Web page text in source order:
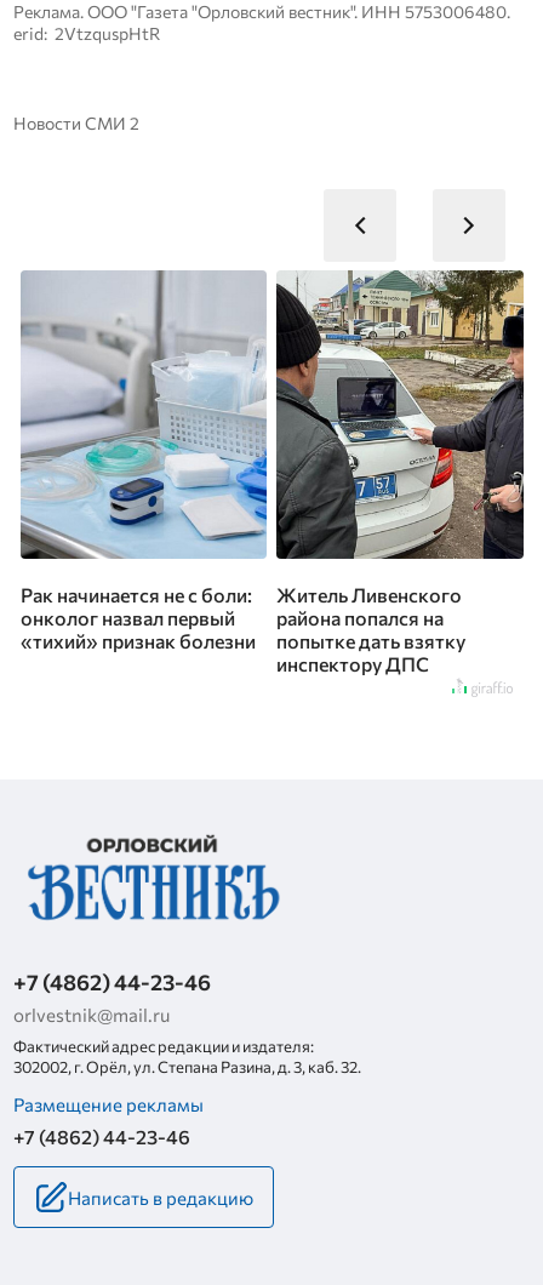
Реклама. ООО "Газета "Орловский вестник". ИНН 5753006480.
erid: 2VtzquspHtR
Новости СМИ 2
Рак начинается не с боли:
онколог назвал первый
«тихий» признак болезни
Житель Ливенского
района попался на
попытке дать взятку
инспектору ДПС
+7 (4862) 44-23-46
orlvestnik@mail.ru
Фактический адрес редакции и издателя:
302002, г. Орёл, ул. Степана Разина, д. 3, каб. 32.
Размещение рекламы
+7 (4862) 44-23-46
Написать в редакцию